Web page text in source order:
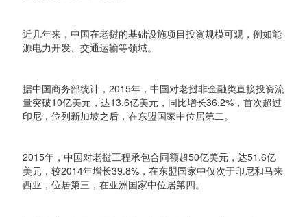
近几年来，中国在老挝的基础设施项目投资规模可观，例如能
源电力开发、交通运输等领域。
据中国商务部统计，2015年，中国对老挝非金融类直接投资流
量突破10亿美元，达13.6亿美元，同比增长36.2%，首次超过
印尼，位列新加坡之后，在东盟国家中位居第二。
2015年，中国对老挝工程承包合同额超50亿美元，达51.6亿
美元，较2014年增长39.8%，在东盟国家中仅次于印尼和马来
西亚，位居第三，在亚洲国家中位居第四。